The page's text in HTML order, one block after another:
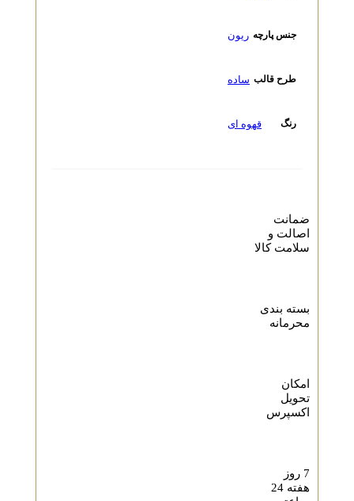
جنس پارچه ریون
طرح قالب ساده
قهوه ای
ضمانت
اصالت و
سلامت کالا
بسته بندی
محرمانه
تحویل
اکسپرس
هفته 24